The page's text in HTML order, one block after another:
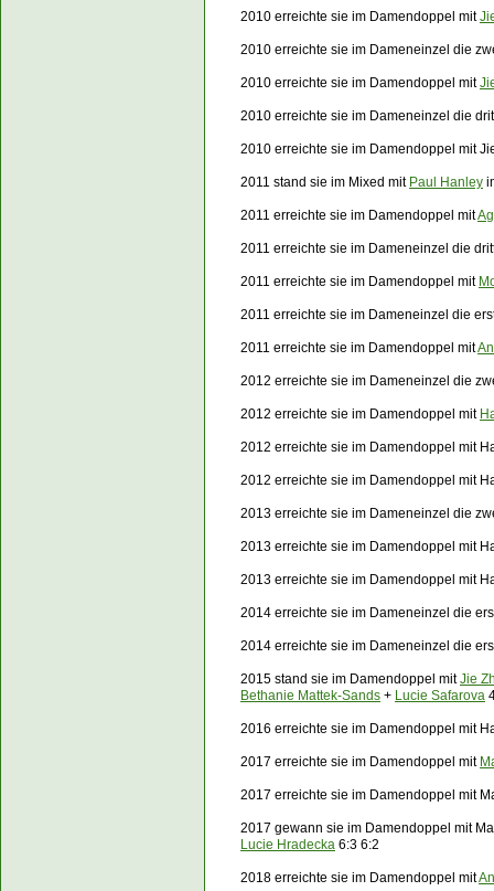
2010 erreichte sie im Damendoppel mit
2010 erreichte sie im Dameneinzel die
2010 erreichte sie im Damendoppel mit
2010 erreichte sie im Dameneinzel die
2010 erreichte sie im Damendoppel mit
2011 stand sie im Mixed mit Paul Hanley
2011 erreichte sie im Damendoppel mit
2011 erreichte sie im Dameneinzel die
2011 erreichte sie im Damendoppel mit
2011 erreichte sie im Dameneinzel die
2011 erreichte sie im Damendoppel mit
2012 erreichte sie im Dameneinzel die
2012 erreichte sie im Damendoppel mit
2012 erreichte sie im Damendoppel mit
2012 erreichte sie im Damendoppel mit
2013 erreichte sie im Dameneinzel die
2013 erreichte sie im Damendoppel mit
2013 erreichte sie im Damendoppel mit
2014 erreichte sie im Dameneinzel die
2014 erreichte sie im Dameneinzel die
2015 stand sie im Damendoppel mitJie
Bethanie Mattek-Sands + Lucie Safarova
2016 erreichte sie im Damendoppel mit
2017 erreichte sie im Damendoppel mit
2017 erreichte sie im Damendoppel mit
2017 gewann sie im Damendoppel mit
Lucie Hradecka 6:3 6:2
2018 erreichte sie im Damendoppel mit